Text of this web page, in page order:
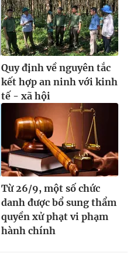
Quy định về nguyên tắc
kết hợp an ninh với kinh
tế - xã hội
Từ 26/9, một số chức
danh được bổ sung thẩm
quyền xử phạt vi phạm
hành chính